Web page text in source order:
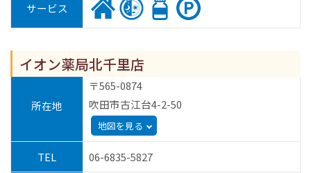
サービス
イオン薬局北千里店
所在地
〒565-0874
吹田市古江台4-2-50
地図を見る
TEL 06-6835-5827